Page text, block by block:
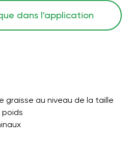
dans l'application
graisse au niveau de la taille
poids